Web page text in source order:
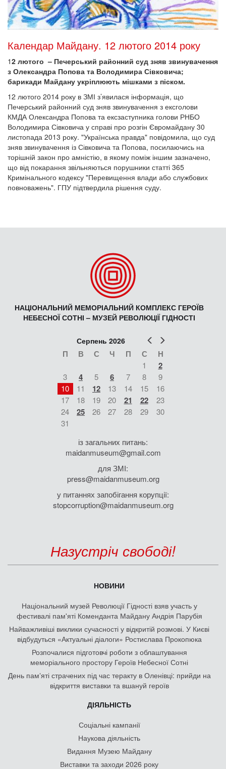
Календар Майдану. 12 лютого 2014 року
12 лютого – Печерський районний суд зняв звинувачення
з Олександра Попова та Володимира Сівковича;
барикади Майдану укріплюють мішками з піском.
12 лютого 2014 року в ЗМІ з’явилася інформація, що
Печерський районний суд зняв звинувачення з ексголови
КМДА Олександра Попова та ексзаступника голови РНБО
Володимира Сівковича у справі про розгін Євромайдану 30
листопада 2013 року. "Українська правда" повідомила, що суд
зняв звинувачення із Сівковича та Попова, посилаючись на
торішній закон про амністію, в якому поміж іншим зазначено,
що від покарання звільняються порушники статті 365
Кримінального кодексу "Перевищення влади або службових
повноважень". ГПУ підтвердила рішення суду.
НАЦІОНАЛЬНИЙ МЕМОРІАЛЬНИЙ КОМПЛЕКС ГЕРОЇВ
НЕБЕСНОЇ СОТНІ – МУЗЕЙ РЕВОЛЮЦІЇ ГІДНОСТІ
Попер
Серпень 2026
П В С Ч П С Н
1 2
3 4 5 6 7 8
9
10
11 12 13 14 15
16
17
18 19 20 21 22
23
24
25 26 27 28 29
30
31
із загальних питань:
maidanmuseum@gmail.com
для ЗМІ:
press@maidanmuseum.org
у питаннях запобігання корупції:
stopcorruption@maidanmuseum.org
Назустріч свободі!
НОВИНИ
Національний музей Революції Гідності взяв участь у
фестивалі пам'яті Коменданта Майдану Андрія Парубія
Найважливіші виклики сучасності у відкритій розмові. У Києві
відбудуться «Актуальні діалоги» Ростислава Прокопюка
Розпочалися підготовчі роботи з облаштування
меморіального простору Героїв Небесної Сотні
День памʼяті страчених під час теракту в Оленівці: прийди на
відкриття виставки та вшануй героїв
ДІЯЛЬНІСТЬ
Соціальні кампанії
Наукова діяльність
Видання Музею Майдану
Виставки та заходи 2026 року